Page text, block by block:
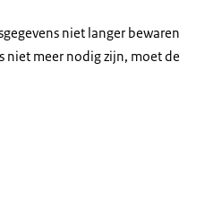
niet langer bewaren
niet meer nodig zijn, moet de